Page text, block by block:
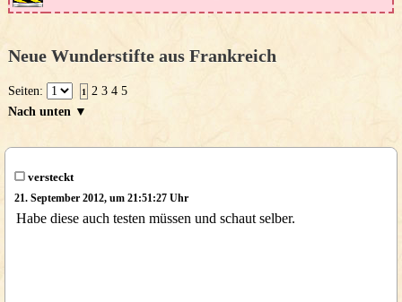
Neue Wunderstifte aus Frankreich
Seiten: 1 2 3 4 5
Nach unten ▼
versteckt
21. September 2012, um 21:51:27 Uhr
Habe diese auch testen müssen und schaut selber.